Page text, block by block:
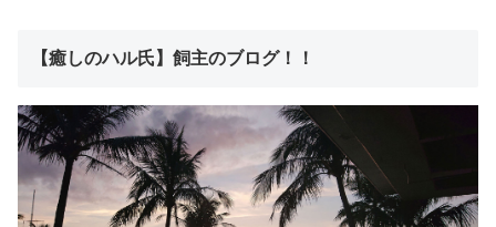
【癒しのハル氏】飼主のブログ！！